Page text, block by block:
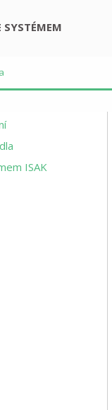
SYSTÉMEM
ISAK